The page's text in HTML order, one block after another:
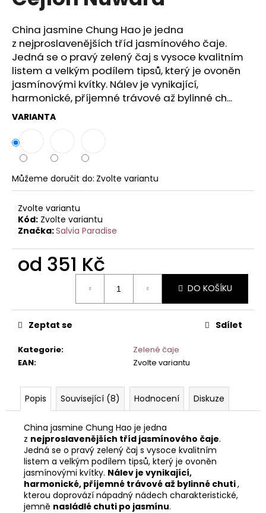
z
5
hvězdiček.
China jasmine Chung Hao je jedna
z nejproslavenějších tříd jasmínového čaje.
Jedná se o pravý zelený čaj s vysoce kvalitním
listem a velkým podílem tipsů, který je ovoněn
jasmínovými kvítky. Nálev je vynikající,
harmonické, příjemné trávové až bylinné ch...
VARIANTA
Můžeme doručit do: Zvolte variantu
Zvolte variantu
Kód: Zvolte variantu
Značka:Salvia Paradise
od 351 Kč
DO KOŠÍKU
Kategorie:
Zelené čaje
EAN: Zvolte variantu
Zeptat se Sdílet
Popis Související (8) Hodnocení Diskuze
China jasmine Chung Hao je jedna
z nejproslavenějších tříd jasmínového čaje.
Jedná se o pravý zelený čaj s vysoce kvalitním
listem a velkým podílem tipsů, který je ovoněn
jasmínovými kvítky. Nálev je vynikající,
harmonické, příjemné trávové až bylinné chuti,
kterou doprovází nápadný nádech charakteristické,
jemně nasládlé chuti po jasmínu.
j
í
t
?
D
o
p
o
u
č
e
m
e